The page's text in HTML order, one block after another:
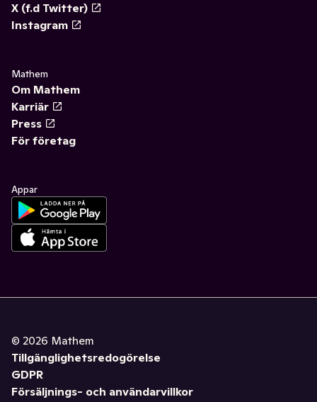
X (f.d Twitter)
Instagram
Mathem
Om Mathem
Karriär
Press
För företag
Appar
© 2026 Mathem
Tillgänglighetsredogörelse
GDPR
Försäljnings- och användarvillkor